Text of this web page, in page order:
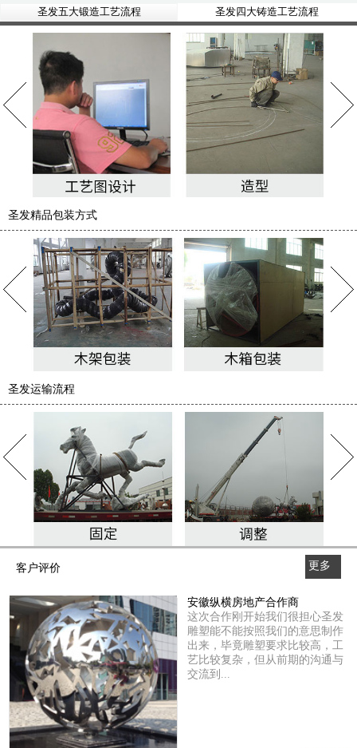
圣发五大锻造工艺流程 圣发四大铸造工艺流程
圣发精品包装方式
圣发运输流程
客户评价
更多
安徽纵横房地产合作商
这次合作刚开始我们很担心圣发
雕塑能不能按照我们的意思制作
出来，毕竟雕塑要求比较高，工
艺比较复杂，但从前期的沟通与
交流到...